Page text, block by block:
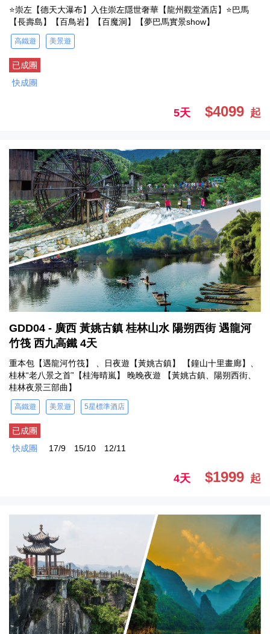
⭐崇左【德天大瀑布】入住崇左隱世奢華【龍州觀堂酒店】⭐巴馬
【長壽島】【百鳥岩】【百魔洞】【夢巴馬實景show】
高鐵遊 美景遊
已成團
快成團
5天 $4099 起
GDD04 - 廣西 黃姚古鎮 桂林山水 陽朔西街 遇龍河
竹筏 西九高鐵 4天
重本包【遇龍河竹筏】 、日夜遊【黃姚古鎮】 【鐘山十里畫廊】、
桂林“老八景之首”【桂海晴嵐】 晚晚夜遊 【黃姚古鎮、陽朔西街、
桂林夜景三部曲】
高鐵遊 美景遊 5星標準酒店
已成團
快成團
17/9 15/10 12/11
4天 $1999 起